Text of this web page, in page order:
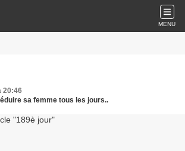
MENU
20:46
sa femme tous les jours..